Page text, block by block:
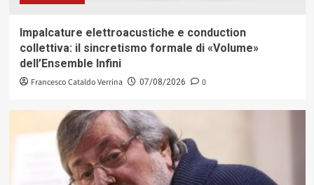
Impalcature elettroacustiche e conduction
collettiva: il sincretismo formale di «Volume»
dell’Ensemble Infini
Francesco Cataldo Verrina 07/08/2026 0